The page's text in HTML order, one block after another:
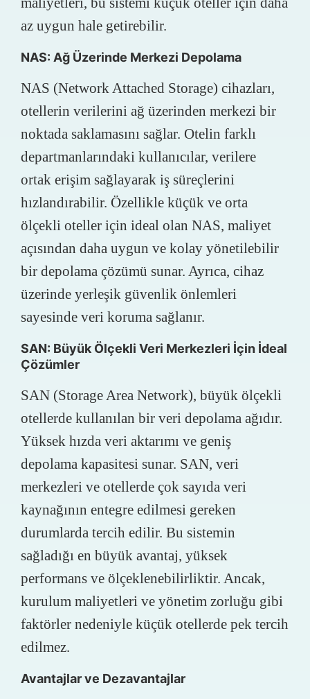
az uygun hale getirebilir.
NAS: Ağ Üzerinde Merkezi Depolama
NAS (Network Attached Storage) cihazları,
otellerin verilerini ağ üzerinden merkezi bir
noktada saklamasını sağlar. Otelin farklı
departmanlarındaki kullanıcılar, verilere
ortak erişim sağlayarak iş süreçlerini
hızlandırabilir. Özellikle küçük ve orta
ölçekli oteller için ideal olan NAS, maliyet
açısından daha uygun ve kolay yönetilebilir
bir depolama çözümü sunar. Ayrıca, cihaz
üzerinde yerleşik güvenlik önlemleri
sayesinde veri koruma sağlanır.
SAN: Büyük Ölçekli Veri Merkezleri İçin İdeal
Çözümler
SAN (Storage Area Network), büyük ölçekli
otellerde kullanılan bir veri depolama ağıdır.
Yüksek hızda veri aktarımı ve geniş
depolama kapasitesi sunar. SAN, veri
merkezleri ve otellerde çok sayıda veri
kaynağının entegre edilmesi gereken
durumlarda tercih edilir. Bu sistemin
sağladığı en büyük avantaj, yüksek
performans ve ölçeklenebilirliktir. Ancak,
kurulum maliyetleri ve yönetim zorluğu gibi
faktörler nedeniyle küçük otellerde pek tercih
edilmez.
Avantajlar ve Dezavantajlar